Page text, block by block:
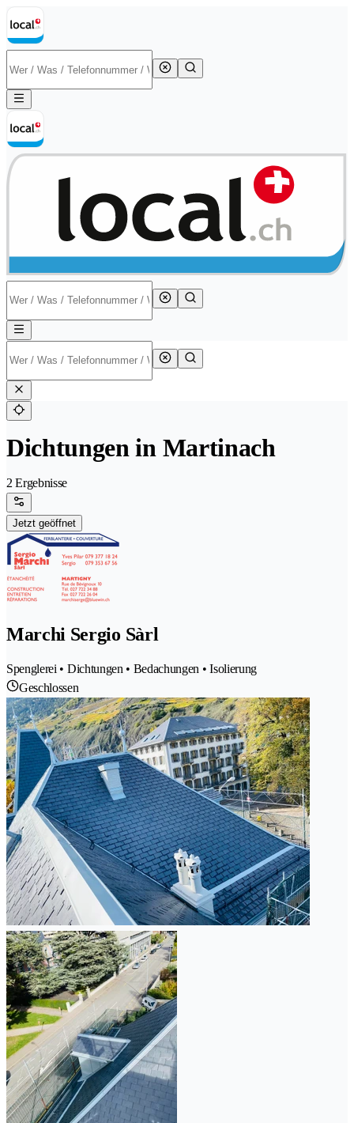
Dichtungen in Martinach
2 Ergebnisse
Jetzt geöffnet
Marchi Sergio Sàrl
Spenglerei • Dichtungen • Bedachungen • Isolierung
Geschlossen